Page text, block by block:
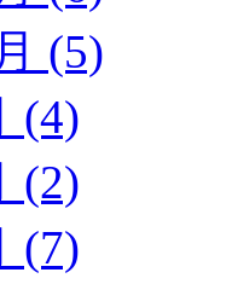
(5)
(4)
(2)
(7)